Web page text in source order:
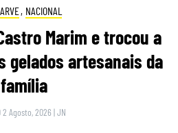
, NACIONAL
Marim e trocou a
gelados artesanais da
família
2 Agosto, 2026 |JN